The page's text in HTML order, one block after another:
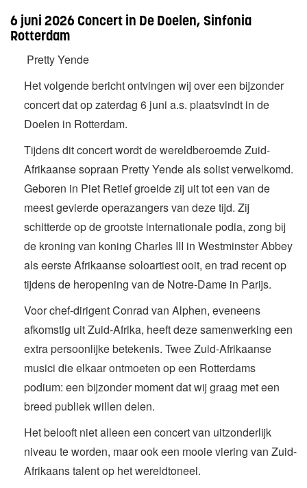
6 juni 2026 Concert in De Doelen, Sinfonia
Rotterdam
Pretty Yende
Het volgende bericht ontvingen wij over een bijzonder
concert dat op zaterdag 6 juni a.s. plaatsvindt in de
Doelen in Rotterdam.
Tijdens dit concert wordt de wereldberoemde Zuid-
Afrikaanse sopraan Pretty Yende als solist verwelkomd.
Geboren in Piet Retief groeide zij uit tot een van de
meest gevierde operazangers van deze tijd. Zij
schitterde op de grootste internationale podia, zong bij
de kroning van koning Charles III in Westminster Abbey
als eerste Afrikaanse soloartiest ooit, en trad recent op
tijdens de heropening van de Notre-Dame in Parijs.
Voor chef-dirigent Conrad van Alphen, eveneens
afkomstig uit Zuid-Afrika, heeft deze samenwerking een
extra persoonlijke betekenis. Twee Zuid-Afrikaanse
musici die elkaar ontmoeten op een Rotterdams
podium: een bijzonder moment dat wij graag met een
breed publiek willen delen.
Het belooft niet alleen een concert van uitzonderlijk
niveau te worden, maar ook een mooie viering van Zuid-
Afrikaans talent op het wereldtoneel.